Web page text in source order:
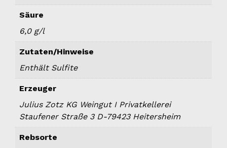
Säure
6,0 g/l
Zutaten/Hinweise
Enthält Sulfite
Erzeuger
Julius Zotz KG Weingut I Privatkellerei
Staufener Straße 3 D-79423 Heitersheim
Rebsorte